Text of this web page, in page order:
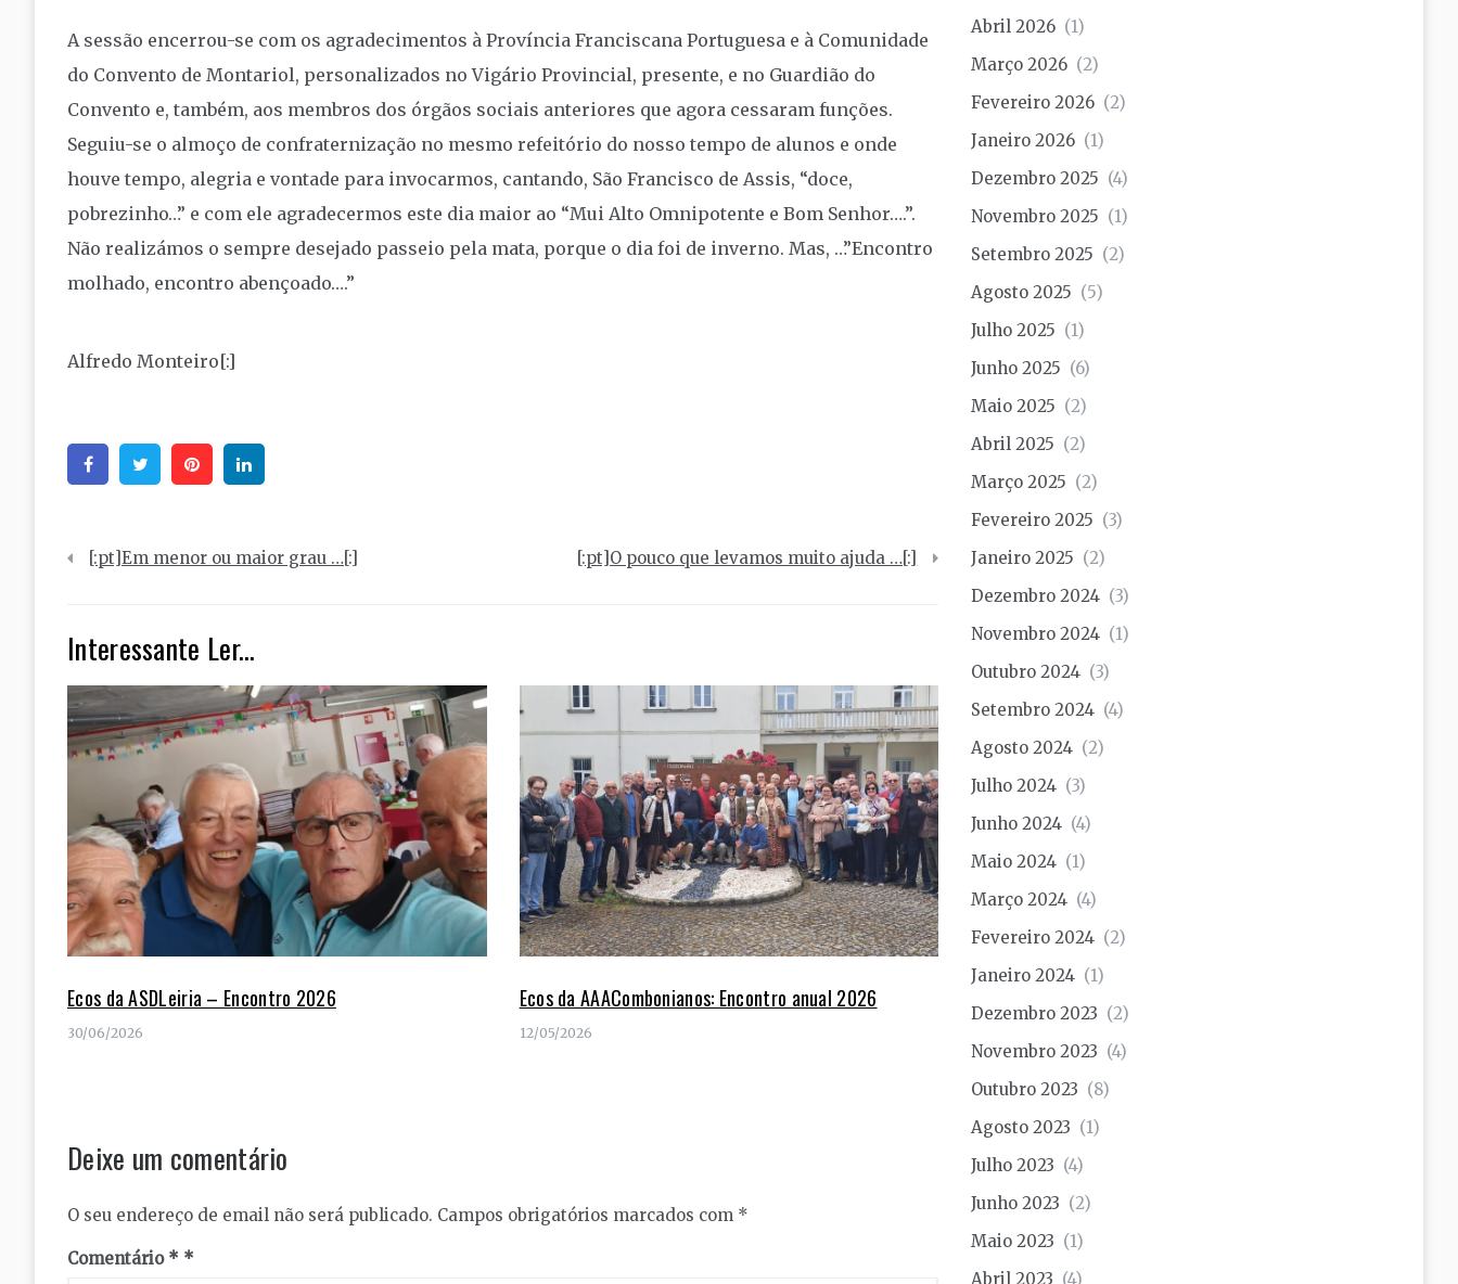
A sessão encerrou-se com os agradecimentos à Província Franciscana Portuguesa e à Comunidade
do Convento de Montariol, personalizados no Vigário Provincial, presente, e no Guardião do
Convento e, também, aos membros dos órgãos sociais anteriores que agora cessaram funções.
Seguiu-se o almoço de confraternização no mesmo refeitório do nosso tempo de alunos e onde
houve tempo, alegria e vontade para invocarmos, cantando, São Francisco de Assis, “doce,
pobrezinho…” e com ele agradecermos este dia maior ao “Mui Alto Omnipotente e Bom Senhor….”.
Não realizámos o sempre desejado passeio pela mata, porque o dia foi de inverno. Mas, …”Encontro
molhado, encontro abençoado….”
Alfredo Monteiro[:]
FacebookTwitter Pinterest
Navegação
artigos
[:pt]Em menor ou maior grau …[:] [:pt]O pouco que levamos muito ajuda …[:]
Interessante Ler...
Ecos da ASDLeiria – Encontro 2026
30/06/2026
Ecos da AAACombonianos: Encontro anual 2026
12/05/2026
Deixe um comentário
O seu endereço de email não será publicado. Campos obrigatórios marcados com *
Comentário *
Abril 2026 (1)
Março 2026 (2)
Fevereiro 2026 (2)
Janeiro 2026 (1)
Dezembro 2025 (4)
Novembro 2025 (1)
Setembro 2025 (2)
Agosto 2025 (5)
Julho 2025 (1)
Junho 2025 (6)
Maio 2025 (2)
Abril 2025 (2)
Março 2025 (2)
Fevereiro 2025 (3)
Janeiro 2025 (2)
Dezembro 2024 (3)
Novembro 2024 (1)
Outubro 2024 (3)
Setembro 2024 (4)
Agosto 2024 (2)
Julho 2024 (3)
Junho 2024 (4)
Maio 2024 (1)
Março 2024 (4)
Fevereiro 2024 (2)
Janeiro 2024 (1)
Dezembro 2023 (2)
Novembro 2023 (4)
Outubro 2023 (8)
Agosto 2023 (1)
Julho 2023 (4)
Junho 2023 (2)
Maio 2023 (1)
Abril 2023 (4)